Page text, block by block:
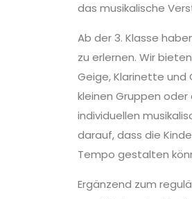
das musikalische
Ab der 3. Klasse
zu erlernen. Wir
Geige, Klarinette und
kleinen Gruppen
individuellen
darauf, dass die
Tempo gestalten
Ergänzend zum